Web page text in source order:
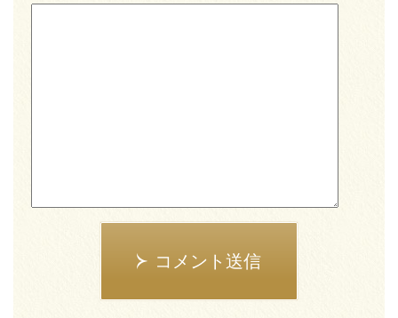
コメント送信